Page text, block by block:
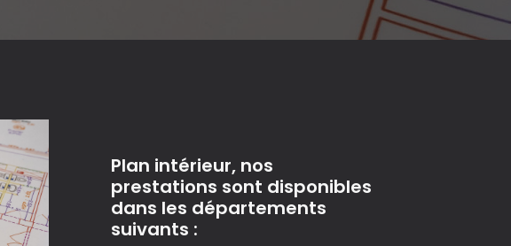
Plan intérieur, nos
prestations sont disponibles
dans les départements
suivants :